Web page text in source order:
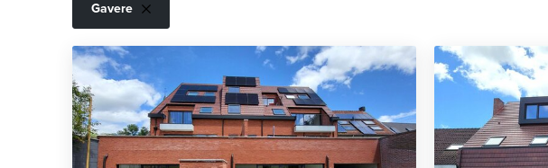
Gavere